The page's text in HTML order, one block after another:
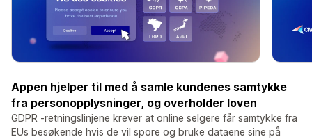
Appen hjelper til med å samle kundenes samtykke
fra personopplysninger, og overholder loven
GDPR -retningslinjene krever at online selgere får samtykke fra
EUs besøkende hvis de vil spore og bruke dataene sine på